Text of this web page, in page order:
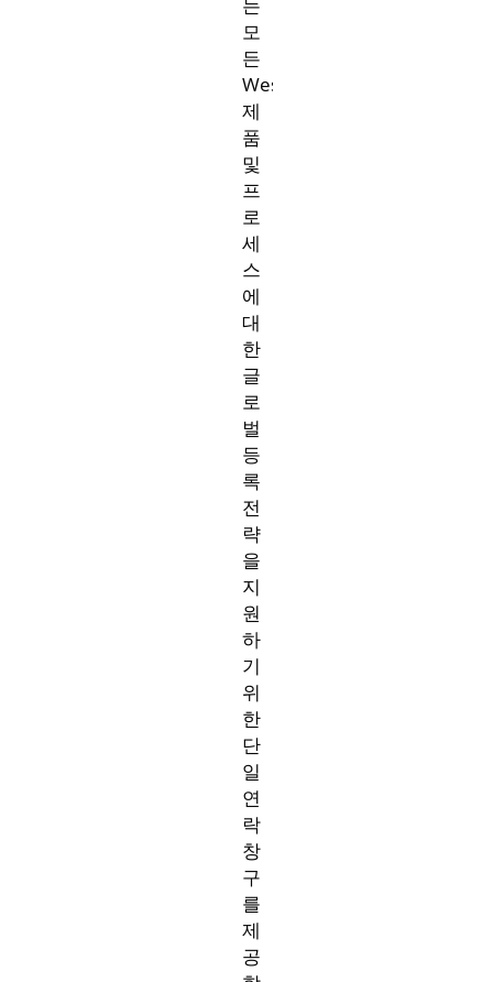
모
든
West
제
품
및
프
로
세
스
에
대
한
글
로
벌
등
록
전
략
을
지
원
하
기
위
한
단
일
연
락
창
구
를
제
공